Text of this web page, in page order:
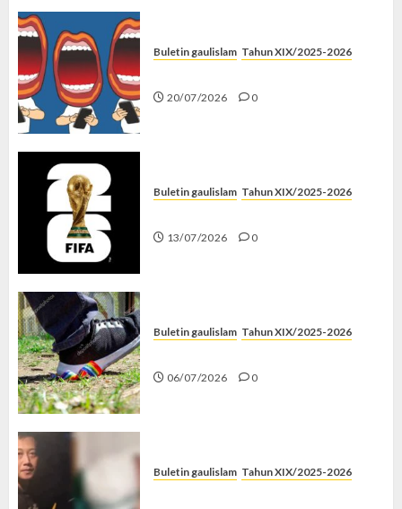
Buletin gaulislam Tahun XIX/2025-2026
20/07/2026 0
Buletin gaulislam Tahun XIX/2025-2026
13/07/2026 0
Buletin gaulislam Tahun XIX/2025-2026
06/07/2026 0
Buletin gaulislam Tahun XIX/2025-2026